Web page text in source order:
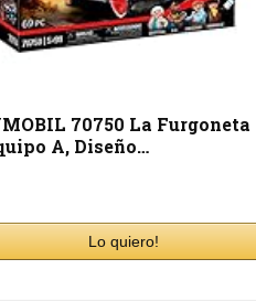
70750 La Furgoneta
A, Diseño…
Lo quiero!